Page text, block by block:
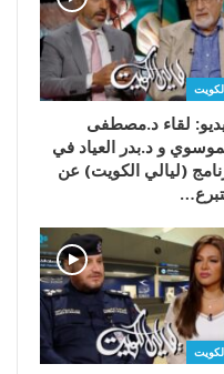
لقاء د.مصطفى
و د.بدر العياد في
(ليالي الكويت) عن